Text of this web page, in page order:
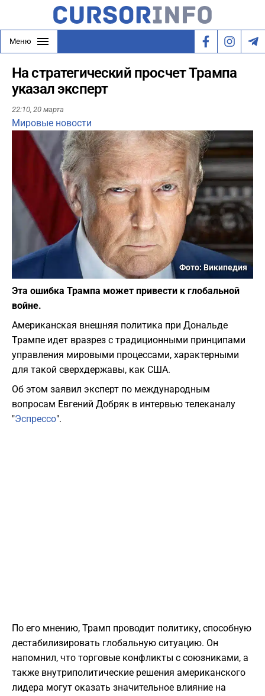
Меню
На стратегический просчет Трампа
указал эксперт
22:10, 20 марта
Мировые новости
Фото: Википедия
Эта ошибка Трампа может привести к глобальной
войне.
Американская внешняя политика при Дональде
Трампе идет вразрез с традиционными принципами
управления мировыми процессами, характерными
для такой сверхдержавы, как США.
Об этом заявил эксперт по международным
вопросам Евгений Добряк в интервью телеканалу
"Эспрессо".
По его мнению, Трамп проводит политику, способную
дестабилизировать глобальную ситуацию. Он
напомнил, что торговые конфликты с союзниками, а
также внутриполитические решения американского
лидера могут оказать значительное влияние на